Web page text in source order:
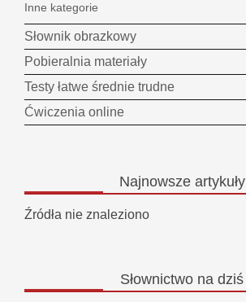
Inne kategorie
Słownik obrazkowy
Pobieralnia materiały
Testy łatwe średnie trudne
Ćwiczenia online
Najnowszeartykuły
Źródła nie znaleziono
Słownictwo na dziś